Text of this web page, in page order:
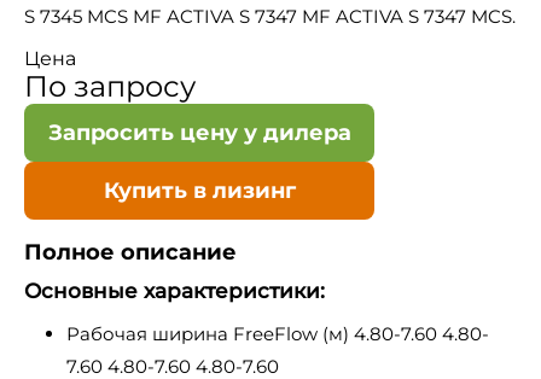
S 7345 MCS MF ACTIVA S 7347 MF ACTIVA S 7347 MCS.
Цена
По запросу
Запросить цену у дилера
Купить в лизинг
Полное описание
Основные характеристики:
Рабочая ширина FreeFlow (м) 4.80-7.60 4.80-
7.60 4.80-7.60 4.80-7.60